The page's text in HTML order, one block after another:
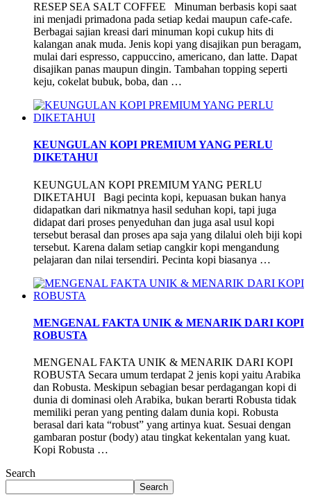
RESEP SEA SALT COFFEE Minuman berbasis kopi saat
ini menjadi primadona pada setiap kedai maupun cafe-cafe.
Berbagai sajian kreasi dari minuman kopi cukup hits di
kalangan anak muda. Jenis kopi yang disajikan pun beragam,
mulai dari espresso, cappuccino, americano, dan latte. Dapat
disajikan panas maupun dingin. Tambahan topping seperti
keju, cokelat bubuk, boba, dan …
KEUNGULAN KOPI PREMIUM YANG PERLU
DIKETAHUI
KEUNGULAN KOPI PREMIUM YANG PERLU
DIKETAHUI Bagi pecinta kopi, kepuasan bukan hanya
didapatkan dari nikmatnya hasil seduhan kopi, tapi juga
didapat dari proses penyeduhan dan juga asal usul kopi
tersebut berasal dan proses apa saja yang dilalui oleh biji kopi
tersebut. Karena dalam setiap cangkir kopi mengandung
pelajaran dan nilai tersendiri. Pecinta kopi biasanya …
MENGENAL FAKTA UNIK & MENARIK DARI KOPI
ROBUSTA
MENGENAL FAKTA UNIK & MENARIK DARI KOPI
ROBUSTA Secara umum terdapat 2 jenis kopi yaitu Arabika
dan Robusta. Meskipun sebagian besar perdagangan kopi di
dunia di dominasi oleh Arabika, bukan berarti Robusta tidak
memiliki peran yang penting dalam dunia kopi. Robusta
berasal dari kata “robust” yang artinya kuat. Sesuai dengan
gambaran postur (body) atau tingkat kekentalan yang kuat.
Kopi Robusta …
Search
Search